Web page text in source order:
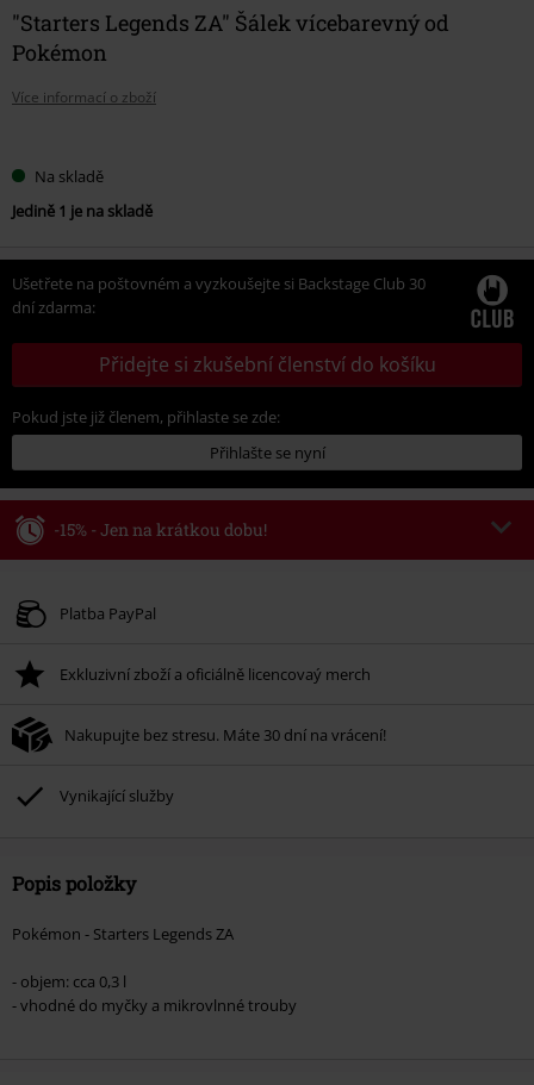
"Starters Legends ZA" Šálek vícebarevný od
Pokémon
Více informací o zboží
si
velikost
Na skladě
Jedině 1 je na skladě
Ušetřete na poštovném a vyzkoušejte si Backstage Club 30
dní zdarma:
Přidejte si zkušební členství do košíku
Pokud jste již členem, přihlaste se zde:
Přihlašte se nyní
-15% - Jen na krátkou dobu!
Platné do 8/9/26
Po zadání kódu v košíku, se sleva uplatní automaticky.
Nelze kombinovat s jinými akciovými kódy. Sleva se nevztahuje na: knihy,
média, vstupenky, Rammstein, (Till) Lindemann, Böhse Onkelz, Broilers, Die
podpoříte nadaci.
Platba PayPal
Exkluzivní zboží a oficiálně licencovaý merch
Nakupujte bez stresu. Máte 30 dní na vrácení!
Vynikající služby
Popis položky
Pokémon - Starters Legends ZA
- objem: cca 0,3 l
- vhodné do myčky a mikrovlnné trouby